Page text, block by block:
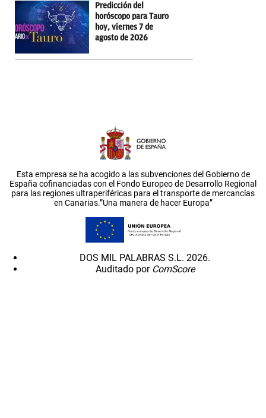
Predicción del
horóscopo para Tauro
hoy, viernes 7 de
agosto de 2026
Esta empresa se ha acogido a las subvenciones del Gobierno de
España cofinanciadas con el Fondo Europeo de Desarrollo Regional
para las regiones ultraperiféricas para el transporte de mercancías
en Canarias.”Una manera de hacer Europa”
DOS MIL PALABRAS S.L. 2026.
Auditado por ComScore